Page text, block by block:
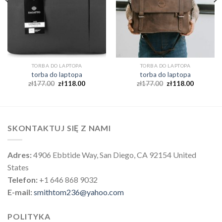
TORBA DO LAPTOPA
torba do laptopa
zł177.00 zł118.00
TORBA DO LAPTOPA
torba do laptopa
zł177.00 zł118.00
SKONTAKTUJ SIĘ Z NAMI
Adres:4906 Ebbtide Way, San Diego, CA 92154 United
States
Telefon: +1 646 868 9032
E-mail:smithtom236@yahoo.com
POLITYKA